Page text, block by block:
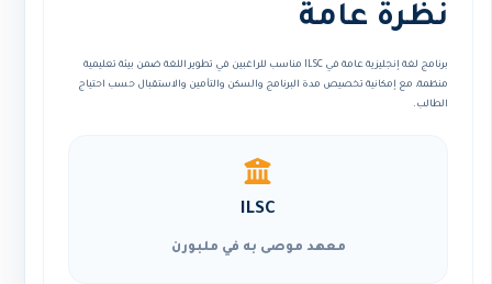
نظرة عامة
برنامج لغة إنجليزية عامة في ILSC مناسب للراغبين في تطوير اللغة ضمن بيئة تعليمية
منظمة، مع إمكانية تخصيص مدة البرنامج والسكن والتأمين والاستقبال حسب احتياج
الطالب.
ILSC
معهد موصى به في ملبورن